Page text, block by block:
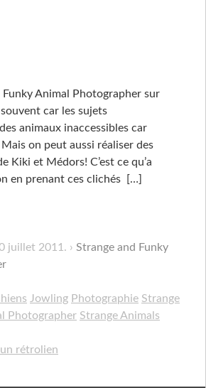
Funky Animal Photographer sur
car les sujets
animaux inaccessibles car
on peut aussi réaliser des
Kiki et Médors! C’est ce qu’a
en prenant ces clichés
[…]
juillet 2011 .
Strange and Funky
Jowling Photographie Strange
Photographer Strange Animals
rétrolien